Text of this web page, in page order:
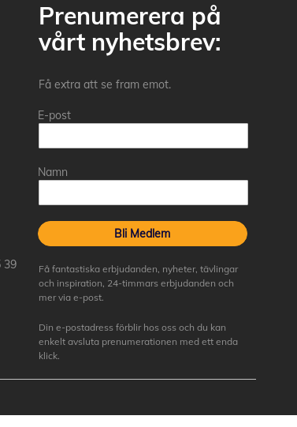
39
Prenumerera på
vårt nyhetsbrev:
Få extra att se fram emot.
E-post
Namn
Bli Medlem
Få fantastiska erbjudanden, nyheter, tävlingar
och inspiration, 24-timmars erbjudanden och
mer via e-post.
Din e-postadress förblir hos oss och du kan
enkelt avsluta prenumerationen med ett enda
klick.